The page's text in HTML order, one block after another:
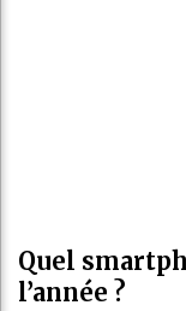
Quel
l’année ?